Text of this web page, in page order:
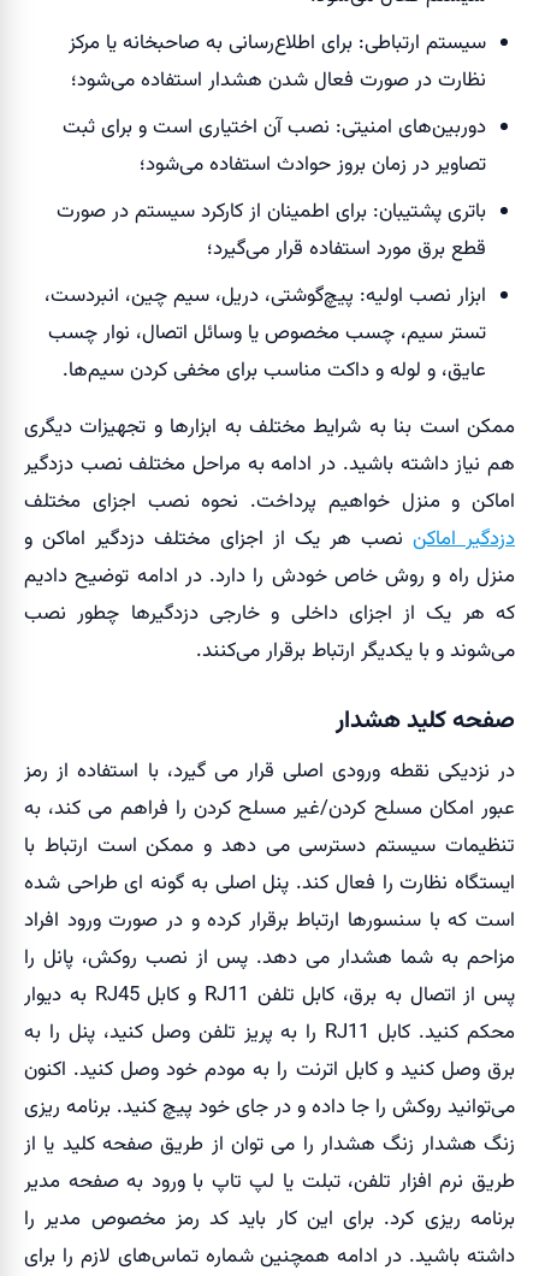
سیستم ارتباطی: برای اطلاع‌رسانی به صاحبخانه یا مرکز
نظارت در صورت فعال شدن هشدار استفاده می‌شود؛
دوربین‌های امنیتی: نصب آن اختیاری است و برای ثبت
تصاویر در زمان بروز حوادث استفاده می‌شود؛
باتری پشتیبان: برای اطمینان از کارکرد سیستم در صورت
قطع برق مورد استفاده قرار می‌گیرد؛
ابزار نصب اولیه: پیچ‌گوشتی، دریل، سیم چین، انبردست،
تستر سیم، چسب مخصوص یا وسائل اتصال، نوار چسب
عایق، و لوله و داکت مناسب برای مخفی کردن سیم‌ها.
ممکن است بنا به شرایط مختلف به ابزارها و تجهیزات دیگری
هم نیاز داشته باشید. در ادامه به مراحل مختلف نصب دزدگیر
اماکن و منزل خواهیم پرداخت. نحوه نصب اجزای مختلف
دزدگیر اماکن نصب هر یک از اجزای مختلف دزدگیر اماکن و
منزل راه و روش خاص خودش را دارد. در ادامه توضیح دادیم
که هر یک از اجزای داخلی و خارجی دزدگیرها چطور نصب
می‌شوند و با یکدیگر ارتباط برقرار می‌کنند.
صفحه کلید هشدار
در نزدیکی نقطه ورودی اصلی قرار می گیرد، با استفاده از رمز
عبور امکان مسلح کردن/غیر مسلح کردن را فراهم می کند، به
تنظیمات سیستم دسترسی می دهد و ممکن است ارتباط با
ایستگاه نظارت را فعال کند. پنل اصلی به گونه ای طراحی شده
است که با سنسورها ارتباط برقرار کرده و در صورت ورود افراد
مزاحم به شما هشدار می دهد. پس از نصب روکش، پانل را
پس از اتصال به برق، کابل تلفن RJ11 و کابل RJ45 به دیوار
محکم کنید. کابل RJ11 را به پریز تلفن وصل کنید، پنل را به
برق وصل کنید و کابل اترنت را به مودم خود وصل کنید. اکنون
می‌توانید روکش را جا داده و در جای خود پیچ ​​کنید. برنامه ریزی
زنگ هشدار زنگ هشدار را می توان از طریق صفحه کلید یا از
طریق نرم افزار تلفن، تبلت یا لپ تاپ با ورود به صفحه مدیر
برنامه ریزی کرد. برای این کار باید کد رمز مخصوص مدیر را
داشته باشید. در ادامه همچنین شماره تماس‌های لازم را برای